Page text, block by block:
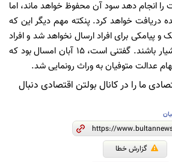
را انجام دهد سود آن محفوظ خواهد ماند، اما
دریافت خواهد کرد. پنکته مهم دیگر این که
پیامکی برای افراد ارسال نخواهد شد و افراد
هم باید در این زمینه هوشیار باشند. گفتنی است، ۱۵ آبان امسال بود که
عدالت متوفیان به وراث رونمایی شد.
ما را در کانال بولتن اقتصادی دنبال
گزارش خطا